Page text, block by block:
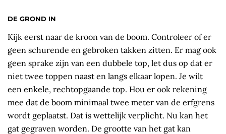
DE GROND IN
Kijk eerst naar de kroon van de boom. Controleer of er
geen schurende en gebroken takken zitten. Er mag ook
geen sprake zijn van een dubbele top, let dus op dat er
niet twee toppen naast en langs elkaar lopen. Je wilt
een enkele, rechtopgaande top. Hou er ook rekening
mee dat de boom minimaal twee meter van de erfgrens
wordt geplaatst. Dat is wettelijk verplicht. Nu kan het
gat gegraven worden. De grootte van het gat kan